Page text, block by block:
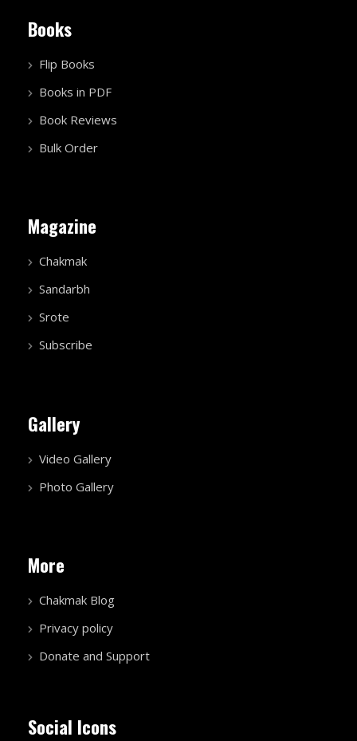
Books
Flip Books
Books in PDF
Book Reviews
Bulk Order
Magazine
Chakmak
Sandarbh
Srote
Subscribe
Gallery
Video Gallery
Photo Gallery
More
Chakmak Blog
Privacy policy
Donate and Support
Social Icons